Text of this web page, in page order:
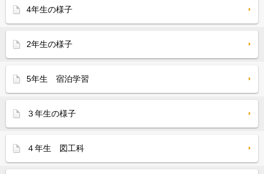
4年生の様子
2年生の様子
5年生 宿泊学習
３年生の様子
４年生 図工科